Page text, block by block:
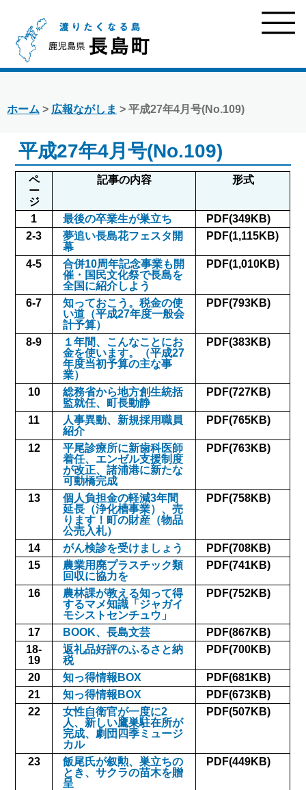
ホーム > 広報ながしま > 平成27年4月号(No.109)
平成27年4月号(No.109)
ペ
ー
ジ
記事の内容 形式
1 最後の卒業生が巣立ち
PDF(349KB)
2-3
夢追い長島花フェスタ開
幕
PDF(1,115KB)
4-5
合併10周年記念事業も開
催・国民文化祭で長島を
全国に紹介しよう
PDF(1,010KB)
6-7
知っておこう。税金の使
い道（平成27年度一般会
計予算）
PDF(793KB)
8-9
１年間、こんなことにお
金を使います。（平成27
年度当初予算の主な事
業）
PDF(383KB)
10
総務省から地方創生統括
監就任、町長動静
PDF(727KB)
11
人事異動、新規採用職員
紹介
PDF(765KB)
12
平尾診療所に新歯科医師
着任、エンゼル支援制度
が改正、諸浦港に新たな
可動橋完成
PDF(763KB)
13
個人負担金の軽減3年間
延長（浄化槽事業）、売
ります！町の財産（物品
公売入札）
PDF(758KB)
14 がん検診を受けましょう
PDF(708KB)
15
農業用廃プラスチック類
回収に協力を
PDF(741KB)
16
農林課が教える知って得
するマメ知識「ジャガイ
モシストセンチュウ」
PDF(752KB)
17 BOOK、長島文芸
PDF(867KB)
18-
19
返礼品好評のふるさと納
税
PDF(700KB)
20 知っ得情報BOX
PDF(681KB)
21
知っ得情報BOX
PDF(673KB)
22
女性自衛官が一度に2
人、新しい鷹巣駐在所が
完成、劇団四季ミュージ
カル
PDF(507KB)
23
飯尾氏が叙勲、巣立ちの
とき、サクラの苗木を贈
呈
PDF(449KB)